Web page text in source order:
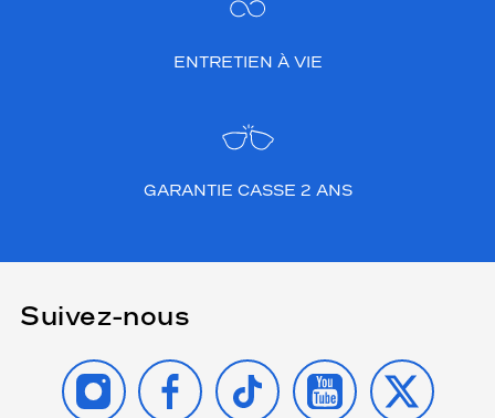
ENTRETIEN À VIE
GARANTIE CASSE 2 ANS
Suivez-nous
INSTAGRAMFACEBOOK
TIKTOK YOUTUBE
X